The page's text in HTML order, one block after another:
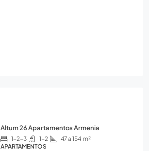
Altum 26 Apartamentos Armenia
1-2-3 1-2 47 a 154 m²
APARTAMENTOS